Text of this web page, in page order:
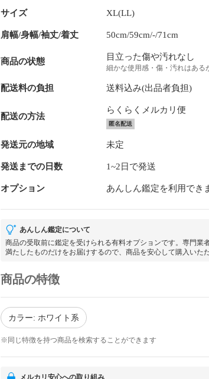
サイズ XL(LL)
肩幅/身幅/袖丈/着丈 50cm/59cm/-/71cm
商品の状態 目立った傷や汚れなし
細かな使用感・傷・汚れはある
配送料の負担 送料込み(出品者負担)
配送の方法
らくらくメルカリ便
匿名配送
発送元の地域 未定
発送までの日数 1~2日で発送
オプション あんしん鑑定を利用でき
あんしん鑑定について
商品の受取前に鑑定を受けられる有料オプションです。専門業
満たしたものだけをお届けするので、商品を安心して購入いた
商品の特徴
カラー: ホワイト系
※同じ特徴を持つ商品を検索することができます
メルカリ安心への取り組み